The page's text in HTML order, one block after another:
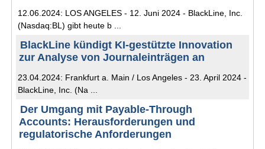
12.06.2024: LOS ANGELES - 12. Juni 2024 - BlackLine, Inc.
(Nasdaq:BL) gibt heute b ...
BlackLine kündigt KI-gestützte Innovation
zur Analyse von Journaleinträgen an
23.04.2024: Frankfurt a. Main / Los Angeles - 23. April 2024 -
BlackLine, Inc. (Na ...
Der Umgang mit Payable-Through
Accounts: Herausforderungen und
regulatorische Anforderungen